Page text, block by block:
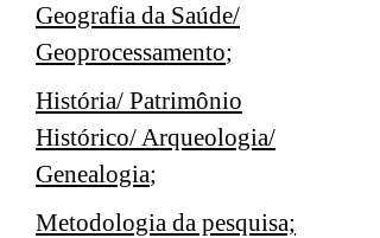
Geografia da Saúde/
Geoprocessamento;
História/ Patrimônio
Histórico/ Arqueologia/
Genealogia;
Metodologia da pesquisa;